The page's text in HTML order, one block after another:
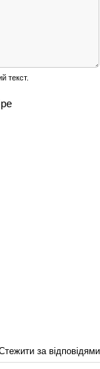
текст.
за відповідями